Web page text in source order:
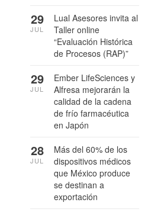
Lual Asesores invita al
Taller online
“Evaluación Histórica
de Procesos (RAP)”
29
JUL
Ember LifeSciences y
Alfresa mejorarán la
calidad de la cadena
de frío farmacéutica
en Japón
29
JUL
Más del 60% de los
dispositivos médicos
que México produce
se destinan a
exportación
28
JUL